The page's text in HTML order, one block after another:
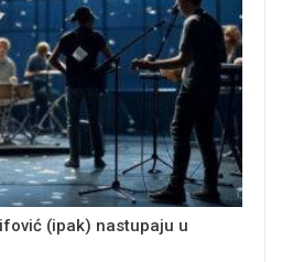
(ipak) nastupaju u